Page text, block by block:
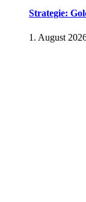
Strategie:
1. August